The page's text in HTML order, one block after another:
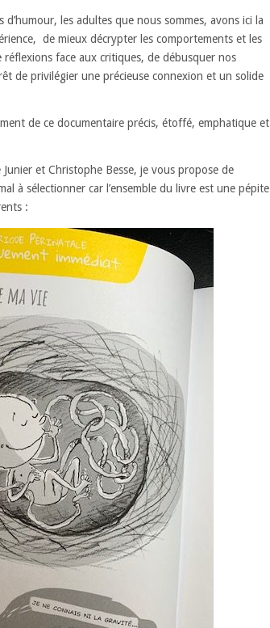
les adultes que nous sommes, avons ici la
de mieux décrypter les comportements et les
réflexions face aux critiques, de débusquer nos
de privilégier une précieuse connexion et un solide
de ce documentaire précis, étoffé, emphatique et
et Christophe Besse, je vous propose de
à sélectionner car l’ensemble du livre est une pépite
: